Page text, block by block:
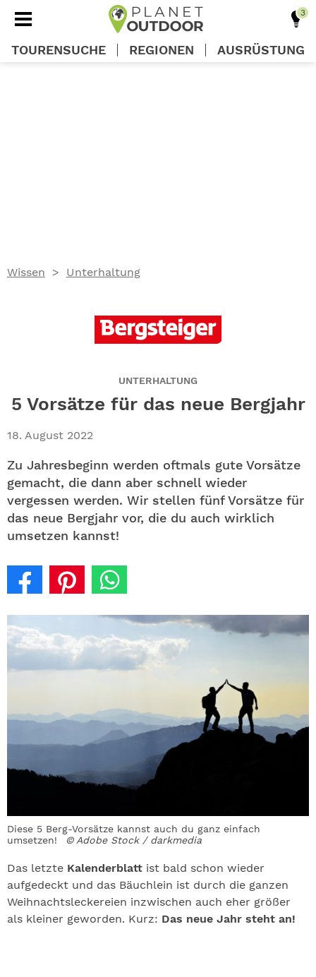
Wissen Unterhaltung
UNTERHALTUNG
5 Vorsätze für das neue Bergjahr
18. August 2022
Zu Jahresbeginn werden oftmals gute Vorsätze
gemacht, die dann aber schnell wieder
vergessen werden. Wir stellen fünf Vorsätze für
das neue Bergjahr vor, die du auch wirklich
umsetzen kannst!
Diese 5 Berg-Vorsätze kannst auch du ganz einfach
umsetzen!
© Adobe Stock / darkmedia
Das letzte Kalenderblatt ist bald schon wieder
aufgedeckt und das Bäuchlein ist durch die ganzen
Weihnachtsleckereien inzwischen auch eher größer
als kleiner geworden. Kurz: Das neue Jahr steht an!
TOURENSUCHE REGIONEN AUSRÜSTUNG
NEWSLETTER
ALLE THEMEN
SHOP